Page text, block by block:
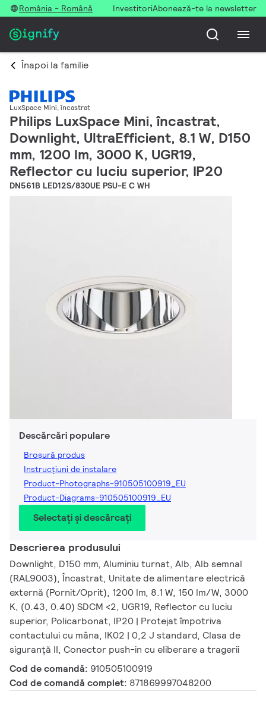
România - Română InvestitoriAbonează-te la newsletter
Înapoi la familie
LuxSpace Mini, încastrat
Philips LuxSpace Mini, încastrat,
Downlight, UltraEfficient, 8.1 W, D150
mm, 1200 lm, 3000 K, UGR19,
Reflector cu luciu superior, IP20
DN561B LED12S/830UE PSU-E C WH
Descărcări populare
Broșură produs
Instrucțiuni de instalare
Product-Photographs-910505100919_EU
Product-Diagrams-910505100919_EU
Selectați și descărcați
Descrierea produsului
Downlight, D150 mm, Aluminiu turnat, Alb, Alb semnal
(RAL9003), Încastrat, Unitate de alimentare electrică
externă (Pornit/Oprit), 1200 lm, 8.1 W, 150 lm/W, 3000
K, (0.43, 0.40) SDCM <2, UGR19, Reflector cu luciu
superior, Policarbonat, IP20 | Protejat împotriva
contactului cu mâna, IK02 | 0,2 J standard, Clasa de
siguranță II, Conector push-in cu eliberare a tragerii
Cod de comandă: 910505100919
Cod de comandă complet: 871869997048200